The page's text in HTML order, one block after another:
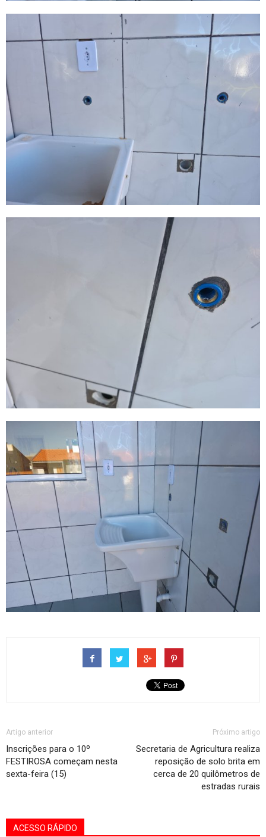
Artigo anterior
Inscrições para o 10º
FESTIROSA começam nesta
sexta-feira (15)
Próximo artigo
Secretaria de Agricultura realiza
reposição de solo brita em
cerca de 20 quilômetros de
estradas rurais
ACESSO RÁPIDO